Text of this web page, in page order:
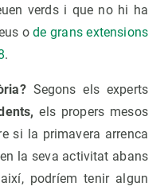
verds i que no hi ha
ode grans extensions
.
Segons els experts
els propers mesos
si la primavera arrenca
la seva activitat abans
podríem tenir algun